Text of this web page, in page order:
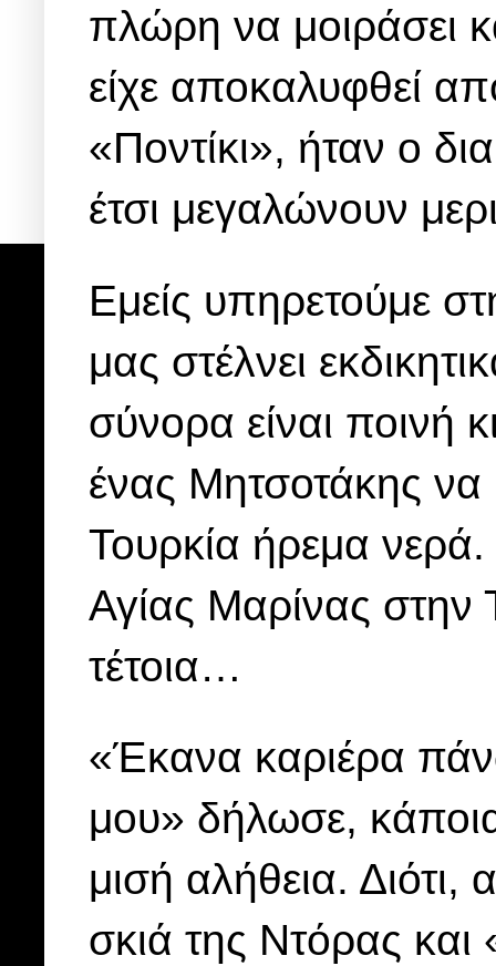
πλώρη να μοιράσει
είχε αποκαλυφθεί
«Ποντίκι», ήταν ο
έτσι μεγαλώνουν
Εμείς υπηρετούμε
μας στέλνει
σύνορα είναι ποινή
ένας Μητσοτάκης να
Τουρκία ήρεμα νερά.
Αγίας Μαρίνας στην
τέτοια…
«Έκανα καριέρα
μου» δήλωσε,
μισή αλήθεια.
σκιά της Ντόρας και